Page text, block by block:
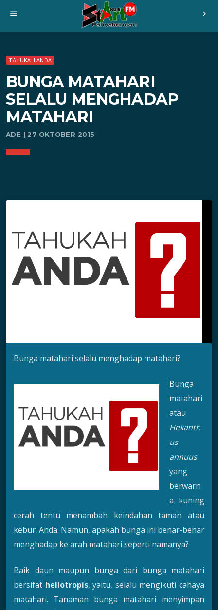
menu chevron_right
TAHUKAH ANDA
BUNGA MATAHARI
SELALU MENGHADAP
MATAHARI
ADE | 27 OKTOBER 2015
Bunga matahari selalu menghadap matahari?
Bunga
matahari
atau
Helianth
us
annuus
yang
berwarn
a kuning
cerah tentu menambah keindahan taman atau
kebun Anda. Namun, apakah bunga ini benar-benar
menghadap ke arah matahari seperti namanya?
Baik daun maupun bunga dari bunga matahari
bersifat heliotropis, yaitu, selalu mengikuti cahaya
matahari. Tanaman bunga matahari menyimpan